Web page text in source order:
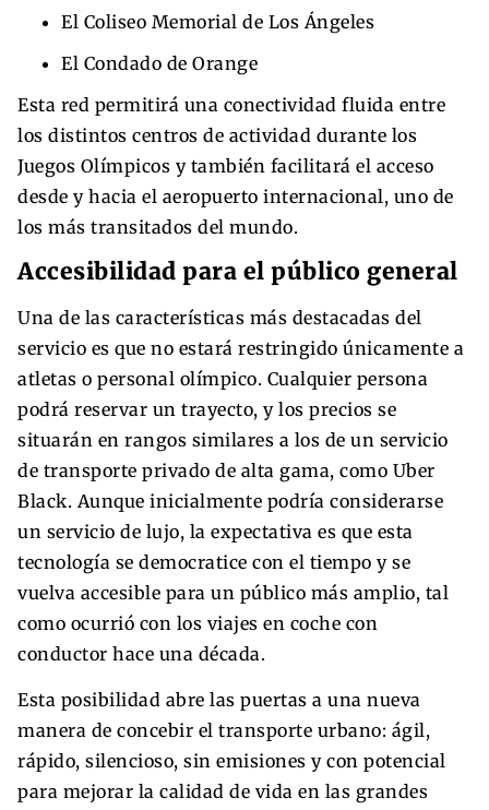
El Coliseo Memorial de Los Ángeles
El Condado de Orange
Esta red permitirá una conectividad fluida entre
los distintos centros de actividad durante los
Juegos Olímpicos y también facilitará el acceso
desde y hacia el aeropuerto internacional, uno de
los más transitados del mundo.
Accesibilidad para el público general
Una de las características más destacadas del
servicio es que no estará restringido únicamente a
atletas o personal olímpico. Cualquier persona
podrá reservar un trayecto, y los precios se
situarán en rangos similares a los de un servicio
de transporte privado de alta gama, como Uber
Black. Aunque inicialmente podría considerarse
un servicio de lujo, la expectativa es que esta
tecnología se democratice con el tiempo y se
vuelva accesible para un público más amplio, tal
como ocurrió con los viajes en coche con
conductor hace una década.
Esta posibilidad abre las puertas a una nueva
manera de concebir el transporte urbano: ágil,
rápido, silencioso, sin emisiones y con potencial
para mejorar la calidad de vida en las grandes